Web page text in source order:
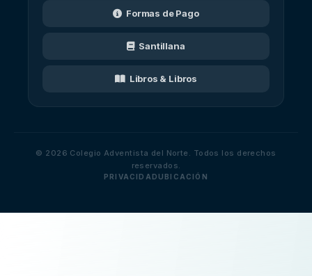
Formas de Pago
Santillana
Libros & Libros
© 2026 Colegio Adventista del Norte. Todos los derechos
reservados.
PRIVACIDAD UBICACIÓN